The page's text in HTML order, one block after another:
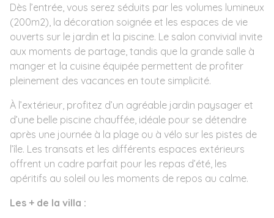
Dès l’entrée, vous serez séduits par les volumes lumineux
(200m2), la décoration soignée et les espaces de vie
ouverts sur le jardin et la piscine. Le salon convivial invite
aux moments de partage, tandis que la grande salle à
manger et la cuisine équipée permettent de profiter
pleinement des vacances en toute simplicité.
À l’extérieur, profitez d’un agréable jardin paysager et
d’une belle piscine chauffée, idéale pour se détendre
après une journée à la plage ou à vélo sur les pistes de
l’île. Les transats et les différents espaces extérieurs
offrent un cadre parfait pour les repas d’été, les
apéritifs au soleil ou les moments de repos au calme.
Les + de la villa :